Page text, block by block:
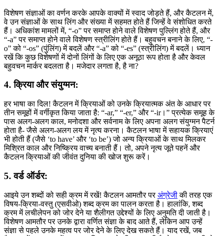
विशेषण संज्ञाओं का वर्णन करके आपके वाक्यों में स्वाद जोड़ते हैं, और कैटलन में,
वे उन संज्ञाओं के साथ लिंग और संख्या में सहमत होते हैं जिन्हें वे संशोधित करते
हैं। अधिकांश मामलों में, “-o” पर समाप्त होने वाले विशेषण पुल्लिंग होते हैं, और
“-a” पर समाप्त होने वाले विशेषण स्त्रीलिंग होते हैं। बहुवचन बनाने के लिए, “-
o” को “-os” (पुंलिंग) में बदलें और “-a” को “-es” (स्त्रीलिंग) में बदलें। ध्यान
रखें कि कुछ विशेषणों में दोनों लिंगों के लिए एक अनूठा रूप होता है और केवल
बहुवचन मार्कर बदलता है। मजेदार लगता है, है ना?
4. क्रिया और संयुग्मन:
हर भाषा का दिल! कैटलन में क्रियाओं को उनके क्रियात्मक अंत के आधार पर
तीन समूहों में वर्गीकृत किया जाता है: “-ar,” “-er,” और “-ir।” प्रत्येक समूह के
पास अलग-अलग काल, मनोदशा और सर्वनाम के लिए अपना अलग संयुग्मन पैटर्न
होता है- जैसे अलग-अलग लय में नृत्य करना। कैटलन भाषा में सहायक क्रियाएं
भी होती हैं (जैसे ‘to have’ और ‘to be’) जो अन्य क्रियाओं के साथ मिलकर
मिश्रित काल और निष्क्रिय वाच्य बनाती हैं। तो, अपने नृत्य जूते पहनें और
कैटलन क्रियाओं की जीवंत दुनिया की खोज शुरू करें।
5. वर्ड ऑर्डर:
आइये उन शब्दों को सही क्रम में रखें! कैटलन आमतौर परअंग्रेजीकी तरह एक
विषय-क्रिया-वस्तु (एसवीओ) शब्द क्रम का पालन करता है। हालांकि, शब्द
क्रम में लचीलेपन को जोर देने या शैलीगत उद्देश्यों के लिए अनुमति दी जाती है।
विशेषण आमतौर पर उनके द्वारा वर्णित संज्ञा के बाद आते हैं, लेकिन आप उन्हें
संज्ञा से पहले उनके महत्व पर जोर देने के लिए देख सकते हैं। याद रखें, जब